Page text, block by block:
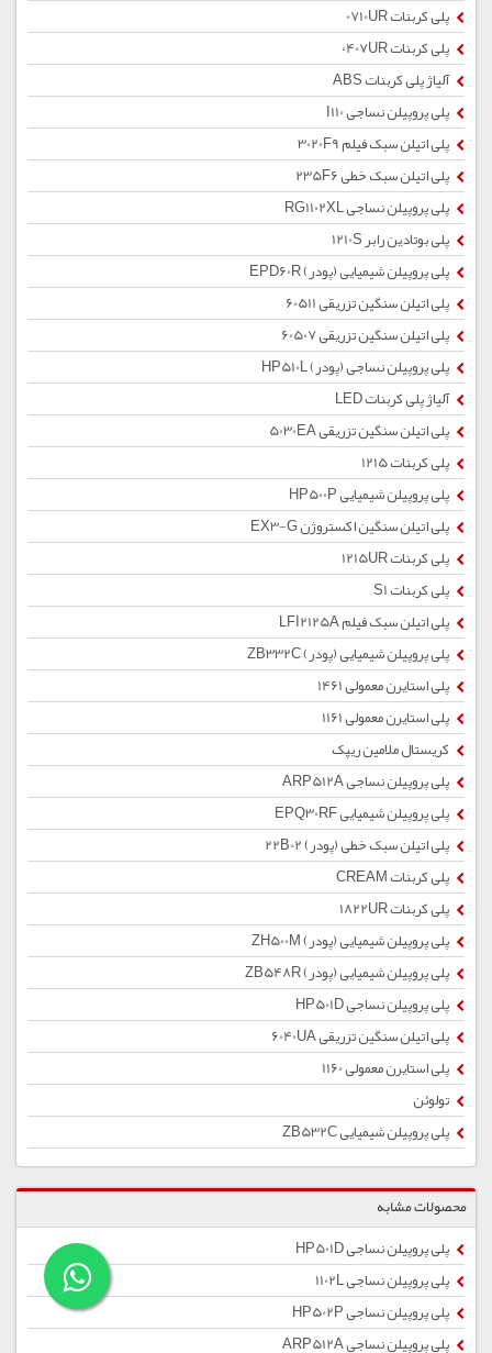
پلی کربنات 0710UR
پلی کربنات 0407UR
آلیاژ پلی کربنات ABS
پلی پروپیلن نساجی I110
پلی اتیلن سبک فیلم 3020F9
پلی اتیلن سبک خطی 235F6
پلی پروپیلن نساجی RG1102XL
پلی بوتادین رابر 1210S
پلی پروپیلن شیمیایی (پودر) EPD60R
پلی اتیلن سنگین تزریقی 60511
پلی اتیلن سنگین تزریقی 60507
پلی پروپیلن نساجی (پودر) HP510L
آلیاژ پلی کربنات LED
پلی اتیلن سنگین تزریقی 5030EA
پلی کربنات 1215
پلی پروپیلن شیمیایی HP500P
پلی اتیلن سنگین اکستروژن EX3-G
پلی کربنات 1215UR
پلی کربنات S1
پلی اتیلن سبک فیلم LFI2125A
پلی پروپیلن شیمیایی (پودر) ZB332C
پلی استایرن معمولی 1461
پلی استایرن معمولی 1161
کریستال ملامین ریپک
پلی پروپیلن نساجی ARP512A
پلی پروپیلن شیمیایی EPQ30RF
پلی اتیلن سبک خطی (پودر) 22B02
پلی کربنات CREAM
پلی کربنات 1822UR
پلی پروپیلن شیمیایی (پودر) ZH500M
پلی پروپیلن شیمیایی (پودر) ZB548R
پلی پروپیلن نساجی HP501D
پلی اتیلن سنگین تزریقی 6040UA
پلی استایرن معمولی 1160
تولوئن
پلی پروپیلن شیمیایی ZB532C
محصولات مشابه
پلی پروپیلن نساجی HP501D
پلی پروپیلن نساجی 1102L
پلی پروپیلن نساجی HP502P
پلی پروپیلن نساجی ARP512A